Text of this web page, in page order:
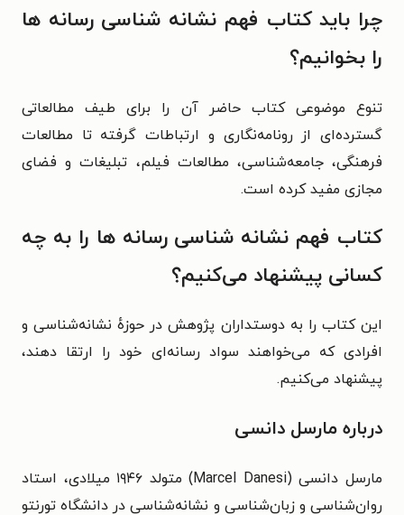
چرا باید کتاب فهم نشانه شناسی رسانه ها
را بخوانیم؟
تنوع موضوعی کتاب حاضر آن را برای طیف مطالعاتی
گسترده‌ای از رونامه‌نگاری و ارتباطات گرفته تا مطالعات
فرهنگی، جامعه‌شناسی، مطالعات فیلم، تبلیغات و فضای
مجازی مفید کرده است.
کتاب فهم نشانه شناسی رسانه ها را به چه
کسانی پیشنهاد می‌کنیم؟
این کتاب را به دوستداران پژوهش در حوزهٔ نشانه‌شناسی و
افرادی که می‌خواهند سواد رسانه‌ای خود را ارتقا دهند،
پیشنهاد می‌کنیم.
درباره مارسل دانسی
مارسل دانسی (Marcel Danesi) متولد ۱۹۴۶ میلادی، استاد
روان‌شناسی و زبان‌شناسی و نشانه‌شناسی در دانشگاه تورنتو